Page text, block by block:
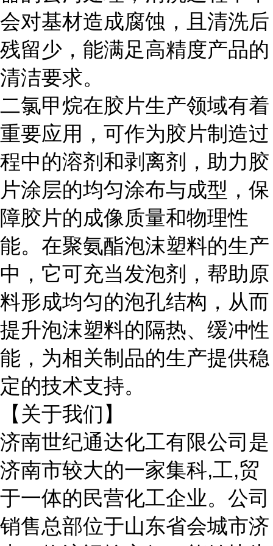
会对基材造成腐蚀，且清洗后
残留少，能满足高精度产品的
清洁要求。
二氯甲烷在胶片生产领域有着
重要应用，可作为胶片制造过
程中的溶剂和剥离剂，助力胶
片涂层的均匀涂布与成型，保
障胶片的成像质量和物理性
能。在聚氨酯泡沫塑料的生产
中，它可充当发泡剂，帮助原
料形成均匀的泡孔结构，从而
提升泡沫塑料的隔热、缓冲性
能，为相关制品的生产提供稳
定的技术支持。
【关于我们】
济南世纪通达化工有限公司是
济南市较大的一家集科,工,贸
于一体的民营化工企业。公司
销售总部位于山东省会城市济